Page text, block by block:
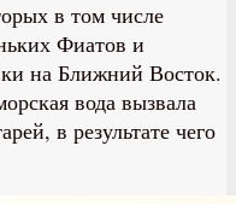
в том числе
Фиатов и
на Ближний Восток.
вода вызвала
в результате чего